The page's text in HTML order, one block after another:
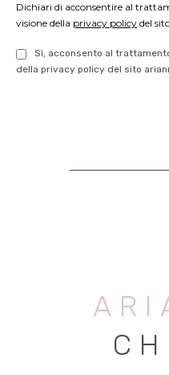
Dichiari di acconsentire al
visione della privacy policy del
Sì, acconsento al
della privacy policy del sito